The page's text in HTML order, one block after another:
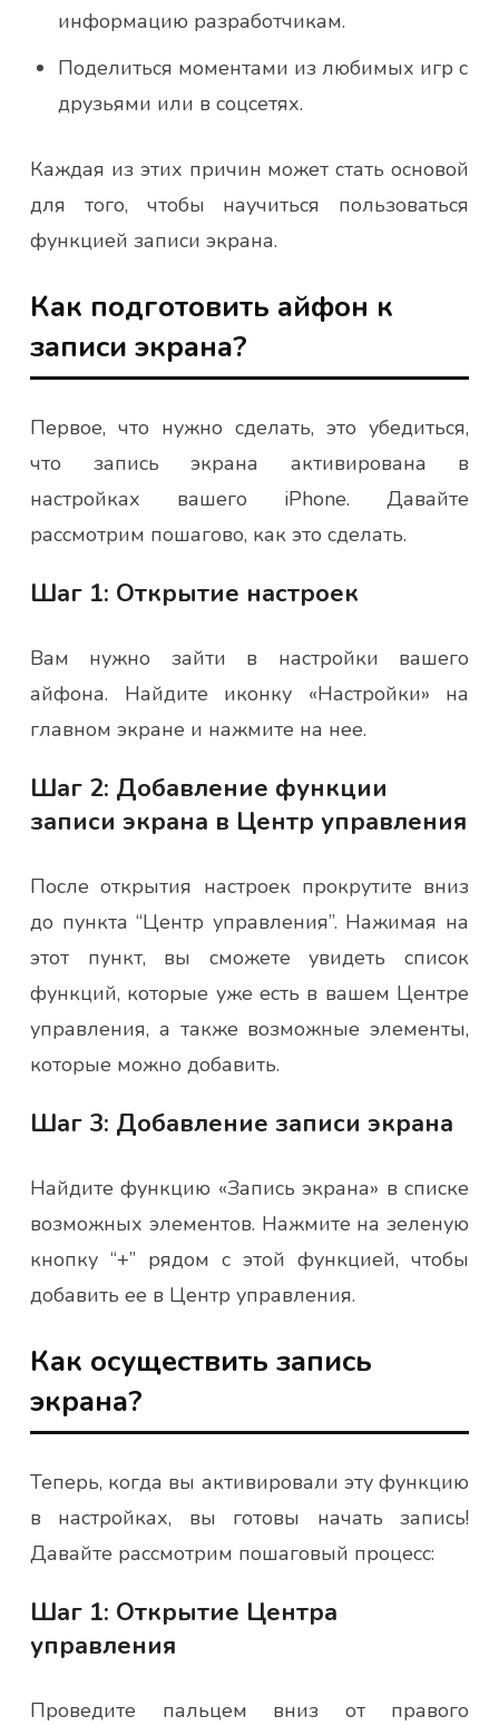
информацию разработчикам.
Поделиться моментами из любимых игр с
друзьями или в соцсетях.
Каждая из этих причин может стать основой
для того, чтобы научиться пользоваться
функцией записи экрана.
Как подготовить айфон к
записи экрана?
Первое, что нужно сделать, это убедиться,
что запись экрана активирована в
настройках вашего iPhone. Давайте
рассмотрим пошагово, как это сделать.
Шаг 1: Открытие настроек
Вам нужно зайти в настройки вашего
айфона. Найдите иконку «Настройки» на
главном экране и нажмите на нее.
Шаг 2: Добавление функции
записи экрана в Центр управления
После открытия настроек прокрутите вниз
до пункта “Центр управления”. Нажимая на
этот пункт, вы сможете увидеть список
функций, которые уже есть в вашем Центре
управления, а также возможные элементы,
которые можно добавить.
Шаг 3: Добавление записи экрана
Найдите функцию «Запись экрана» в списке
возможных элементов. Нажмите на зеленую
кнопку “+” рядом с этой функцией, чтобы
добавить ее в Центр управления.
Как осуществить запись
экрана?
Теперь, когда вы активировали эту функцию
в настройках, вы готовы начать запись!
Давайте рассмотрим пошаговый процесс:
Шаг 1: Открытие Центра
управления
Проведите пальцем вниз от правого